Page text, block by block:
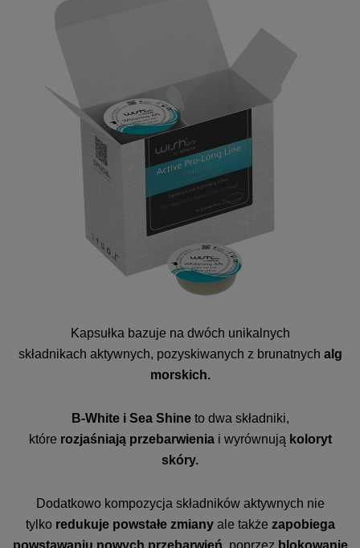
Kapsułka bazuje na dwóch unikalnych
składnikach aktywnych, pozyskiwanych z brunatnych alg
morskich.
Β-White i Sea Shineto dwa składniki,
które rozjaśniają przebarwieniai wyrównują koloryt
skóry.
Dodatkowo kompozycja składników aktywnych nie
tylko redukuje powstałe zmianyale także zapobiega
powstawaniu nowych przebarwień , poprzez blokowanie